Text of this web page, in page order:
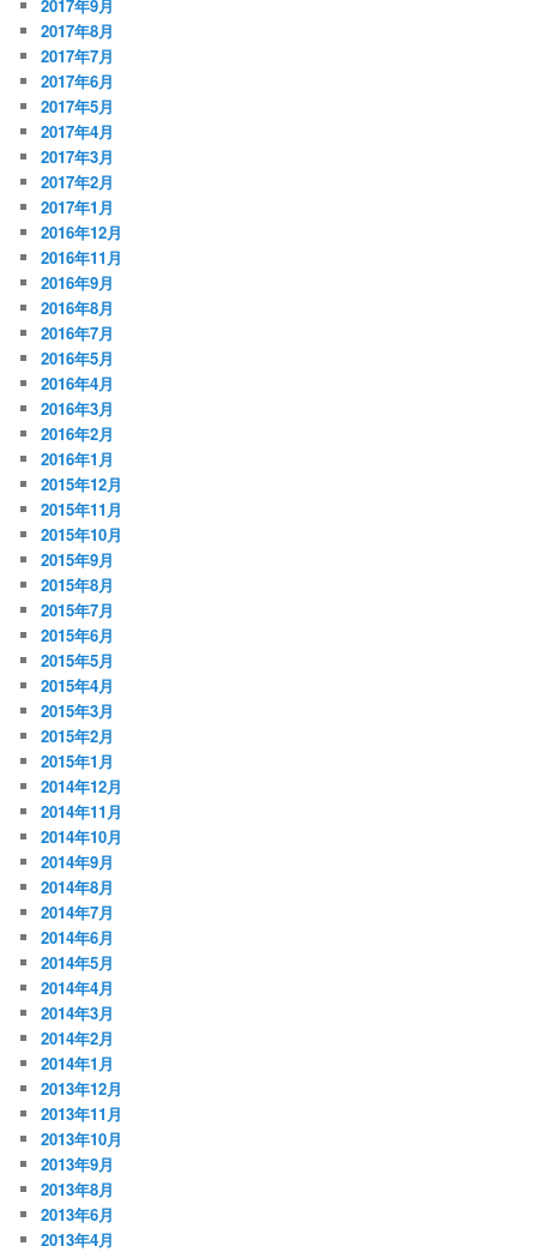
2017年9月
2017年8月
2017年7月
2017年6月
2017年5月
2017年4月
2017年3月
2017年2月
2017年1月
2016年12月
2016年11月
2016年9月
2016年8月
2016年7月
2016年5月
2016年4月
2016年3月
2016年2月
2016年1月
2015年12月
2015年11月
2015年10月
2015年9月
2015年8月
2015年7月
2015年6月
2015年5月
2015年4月
2015年3月
2015年2月
2015年1月
2014年12月
2014年11月
2014年10月
2014年9月
2014年8月
2014年7月
2014年6月
2014年5月
2014年4月
2014年3月
2014年2月
2014年1月
2013年12月
2013年11月
2013年10月
2013年9月
2013年8月
2013年6月
2013年4月